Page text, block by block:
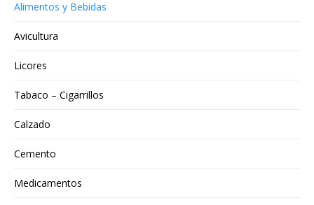
Alimentos y Bebidas
Avicultura
Licores
Tabaco – Cigarrillos
Calzado
Cemento
Medicamentos